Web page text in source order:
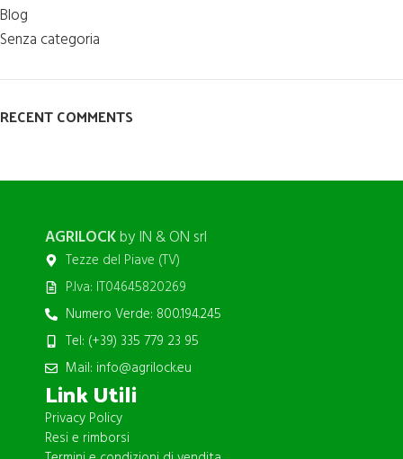
Blog
Senza categoria
RECENT COMMENTS
AGRILOCKby IN & ON srl
Tezze del Piave (TV)
P.Iva: IT04645820269
Numero Verde: 800.194.245
Tel: (+39) 335 779 23 95
Mail: info@agrilock.eu
Link Utili
Privacy Policy
Resi e rimborsi